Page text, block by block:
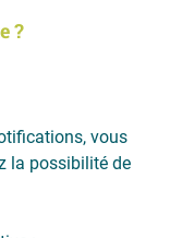
?
vous
la possibilité de